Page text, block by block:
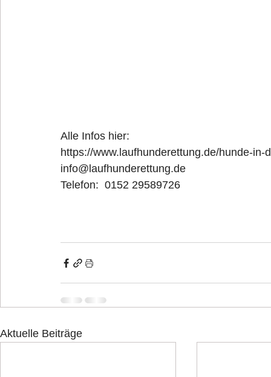
Alle Infos hier:
https://www.laufhunderettung.de/hunde-in-
info@laufhunderettung.de
Telefon:  0152 29589726
Aktuelle Beiträge